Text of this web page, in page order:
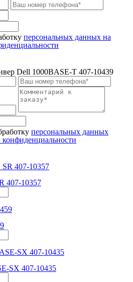
персональных данных на
Dell 1000BASE-T 407-10439
персональных данных
407-10357
SX 407-10435